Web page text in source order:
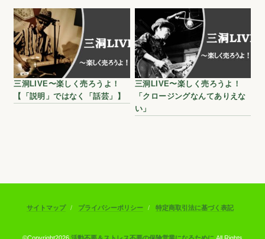
三洞LIVE〜楽しく売ろうよ！
【「説明」ではなく「話芸」】
三洞LIVE〜楽しく売ろうよ！
「クロージングなんてありえな
い」
サイトマップ プライバシーポリシー 特定商取引法に基づく表記